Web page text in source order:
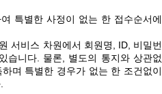
특별한 사정이 없는 한 접수순서에
서비스 차원에서 회원명, ID, 비밀번
습니다. 물론, 별도의 통지와 상관없
며 특별한 경우가 없는 한 조건없이